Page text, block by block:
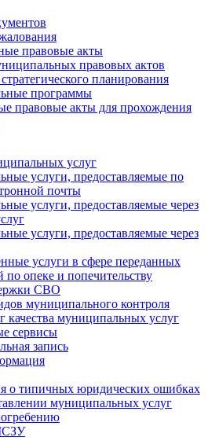
правовые акты
правовых актов
планирования
программы
правовые акты для прохождения
услуг
услуги, предоставляемые по
почты
услуги, предоставляемые через
услуги, предоставляемые через
услуги в сфере переданных
опеке и попечительству
СВО
муниципального контроля
качества муниципальных услуг
сервисы
запись
о типичных юридических ошибках
муниципальных услуг